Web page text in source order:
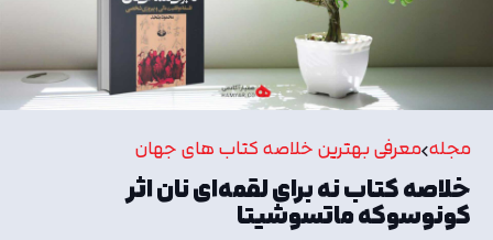
مجله معرفی بهترین خلاصه کتاب های جهان
خلاصه کتاب نه برای لقمه‌ای نان اثر
کونوسوکه ماتسوشیتا